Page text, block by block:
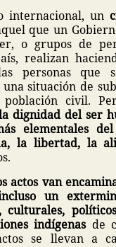
internacional, un
que un
o grupos de
realizan
personas que
situación de
civil.
dignidad del ser
elementales
la libertad, la
actos van
un
culturales,
indígenasde
se llevan a